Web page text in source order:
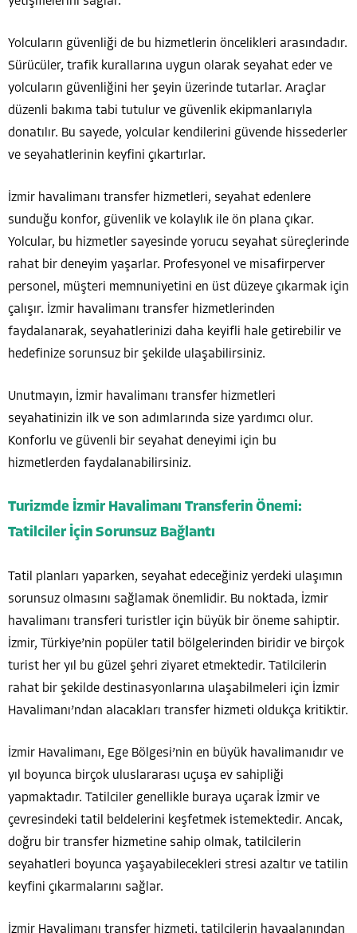
Yolcuların güvenliği de bu hizmetlerin öncelikleri arasındadır.
Sürücüler, trafik kurallarına uygun olarak seyahat eder ve
yolcuların güvenliğini her şeyin üzerinde tutarlar. Araçlar
düzenli bakıma tabi tutulur ve güvenlik ekipmanlarıyla
donatılır. Bu sayede, yolcular kendilerini güvende hissederler
ve seyahatlerinin keyfini çıkartırlar.
İzmir havalimanı transfer hizmetleri, seyahat edenlere
sunduğu konfor, güvenlik ve kolaylık ile ön plana çıkar.
Yolcular, bu hizmetler sayesinde yorucu seyahat süreçlerinde
rahat bir deneyim yaşarlar. Profesyonel ve misafirperver
personel, müşteri memnuniyetini en üst düzeye çıkarmak için
çalışır. İzmir havalimanı transfer hizmetlerinden
faydalanarak, seyahatlerinizi daha keyifli hale getirebilir ve
hedefinize sorunsuz bir şekilde ulaşabilirsiniz.
Unutmayın, İzmir havalimanı transfer hizmetleri
seyahatinizin ilk ve son adımlarında size yardımcı olur.
Konforlu ve güvenli bir seyahat deneyimi için bu
hizmetlerden faydalanabilirsiniz.
Turizmde İzmir Havalimanı Transferin Önemi:
Tatilciler İçin Sorunsuz Bağlantı
Tatil planları yaparken, seyahat edeceğiniz yerdeki ulaşımın
sorunsuz olmasını sağlamak önemlidir. Bu noktada, İzmir
havalimanı transferi turistler için büyük bir öneme sahiptir.
İzmir, Türkiye’nin popüler tatil bölgelerinden biridir ve birçok
turist her yıl bu güzel şehri ziyaret etmektedir. Tatilcilerin
rahat bir şekilde destinasyonlarına ulaşabilmeleri için İzmir
Havalimanı’ndan alacakları transfer hizmeti oldukça kritiktir.
İzmir Havalimanı, Ege Bölgesi’nin en büyük havalimanıdır ve
yıl boyunca birçok uluslararası uçuşa ev sahipliği
yapmaktadır. Tatilciler genellikle buraya uçarak İzmir ve
çevresindeki tatil beldelerini keşfetmek istemektedir. Ancak,
doğru bir transfer hizmetine sahip olmak, tatilcilerin
seyahatleri boyunca yaşayabilecekleri stresi azaltır ve tatilin
keyfini çıkarmalarını sağlar.
İzmir Havalimanı transfer hizmeti, tatilcilerin havaalanından